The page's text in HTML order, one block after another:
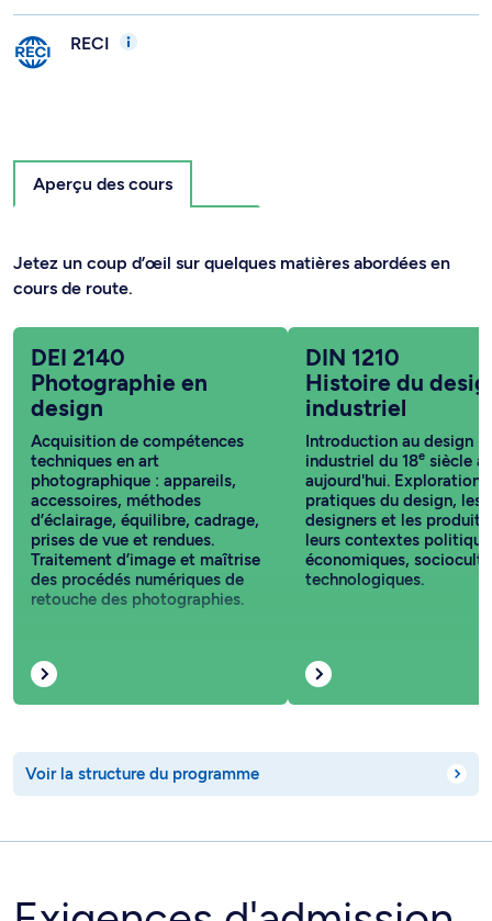
RECI
Aperçu des cours
Jetez un coup d’œil sur quelques matières abordées en
cours de route.
DEI 2140
Photographie en
design
Acquisition de compétences
techniques en art
photographique : appareils,
accessoires, méthodes
d’éclairage, équilibre, cadrage,
prises de vue et rendues.
Traitement d’image et maîtrise
des procédés numériques de
retouche des photographies.
DIN 1210
Histoire du
industriel
Introduction au design
industriel du 18e siècle à
aujourd'hui. Exploration
pratiques du design, les
designers et les produits
leurs contextes
économiques,
technologiques.
Voir la structure du programme